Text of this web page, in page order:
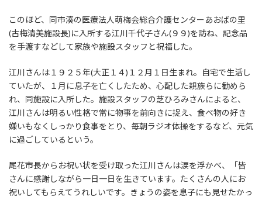
このほど、同市湊の医療法人萌梅会総合介護センターあおばの里
(古梅清美施設長)に入所する江川千代子さん(９９)を訪ね、記念品
を手渡すなどして家族や施設スタッフと祝福した。
江川さんは１９２５年(大正１４)１２月１日生まれ。自宅で生活し
ていたが、１月に息子を亡くしたため、心配した親族らに勧めら
れ、同施設に入所した。施設スタッフの芝ひろみさんによると、
江川さんは明るい性格で常に物事を前向きに捉え、食べ物の好き
嫌いもなくしっかり食事をとり、毎朝ラジオ体操をするなど、元気
に過ごしているという。
尾花市長からお祝い状を受け取った江川さんは涙を浮かべ、「皆
さんに感謝しながら一日一日を生きています。たくさんの人にお
祝いしてもらえてうれしいです。きょうの姿を息子にも見せたかっ